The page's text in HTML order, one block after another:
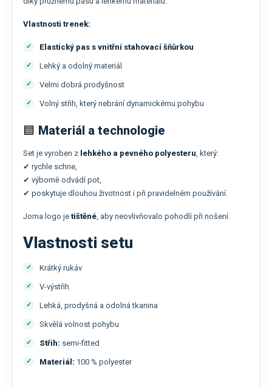
Vlastnosti trenek:
Elastický pas s vnitřní stahovací šňůrkou
Lehký a odolný materiál
Velmi dobrá prodyšnost
Volný střih, který nebrání dynamickému pohybu
🟦 Materiál a technologie
Set je vyroben z lehkého a pevného polyesteru, který:
✔ rychle schne,
✔ výborně odvádí pot,
✔ poskytuje dlouhou životnost i při pravidelném používání.
Joma logo je tištěné, aby neovlivňovalo pohodlí při nošení.
Vlastnosti setu
Krátký rukáv
V-výstřih
Lehká, prodyšná a odolná tkanina
Skvělá volnost pohybu
Střih: semi-fitted
Materiál: 100 % polyester